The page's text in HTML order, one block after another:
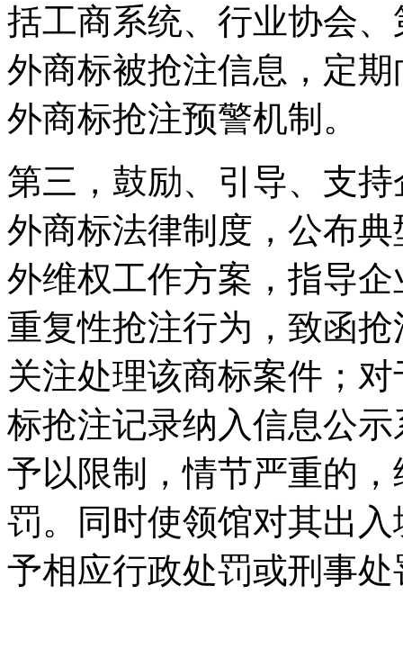
括工商系统、行业协会
外商标被抢注信息，定
外商标抢注预警机制。
第三，鼓励、引导、支
外商标法律制度，公布
外维权工作方案，指导
重复性抢注行为，致函
关注处理该商标案件；
标抢注记录纳入信息公
予以限制，情节严重的
罚。同时使领馆对其出
予相应行政处罚或刑事处